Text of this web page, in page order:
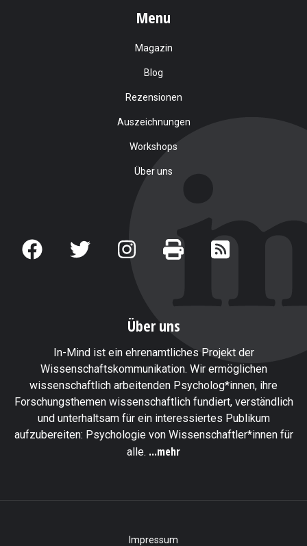
Menu
Magazin
Blog
Rezensionen
Auszeichnungen
Workshops
Über uns
Über uns
In-Mind ist ein ehrenamtliches Projekt der
Wissenschaftskommunikation. Wir ermöglichen
wissenschaftlich arbeitenden Psycholog*innen, ihre
Forschungsthemen wissenschaftlich fundiert, verständlich
und unterhaltsam für ein interessiertes Publikum
aufzubereiten: Psychologie von Wissenschaftler*innen für
alle. ...mehr
Impressum